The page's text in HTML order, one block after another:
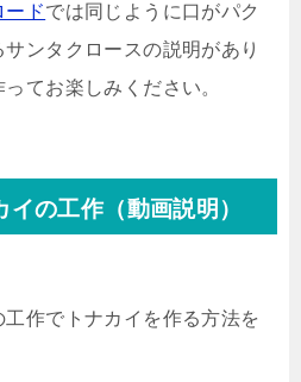
ードでは同じように口がパク
ンタクロースの説明があり
てお楽しみください。
の工作（動画説明）
作でトナカイを作る方法を